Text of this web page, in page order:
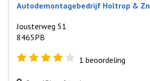
Autodemontagebedrijf Holtrop & Zn
Jousterweg 51
8465PB
1 beoordeling